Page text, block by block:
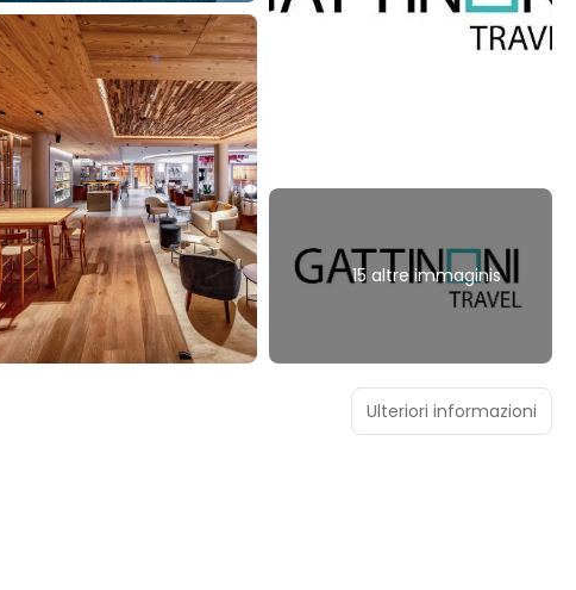
15 altre immaginis
Ulteriori informazioni